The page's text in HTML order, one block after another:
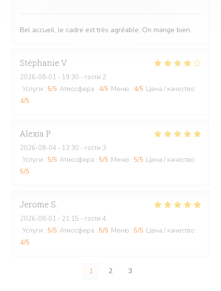
Bel accueil, le cadre est très agréable. On mange bien.
Stéphanie V
2026-08-01 - 19:30 - гости 2
Услуги : 5/5 Атмосфера : 4/5 Меню : 4/5 Цена / качество :
4/5
Alexia P
2026-08-04 - 12:30 - гости 3
Услуги : 5/5 Атмосфера : 5/5 Меню : 5/5 Цена / качество :
5/5
Jerome S
2026-08-01 - 21:15 - гости 4
Услуги : 5/5 Атмосфера : 5/5 Меню : 5/5 Цена / качество :
4/5
1 2 3